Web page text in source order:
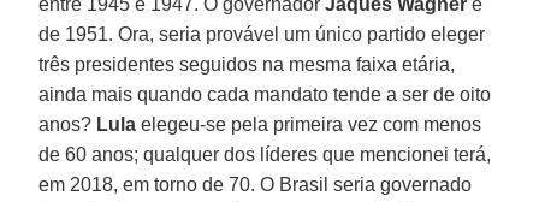
de 1951. Ora, seria provável um único partido eleger
três presidentes seguidos na mesma faixa etária,
ainda mais quando cada mandato tende a ser de oito
anos? Lula elegeu-se pela primeira vez com menos
de 60 anos; qualquer dos líderes que mencionei terá,
em 2018, em torno de 70. O Brasil seria governado